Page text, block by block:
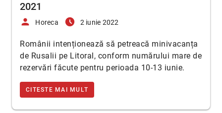
2021
person Horeca access_time_filled 2 iunie 2022
Românii intenționează să petreacă minivacanța
de Rusalii pe Litoral, conform numărului mare de
rezervări făcute pentru perioada 10-13 iunie.
CITESTE MAI MULT